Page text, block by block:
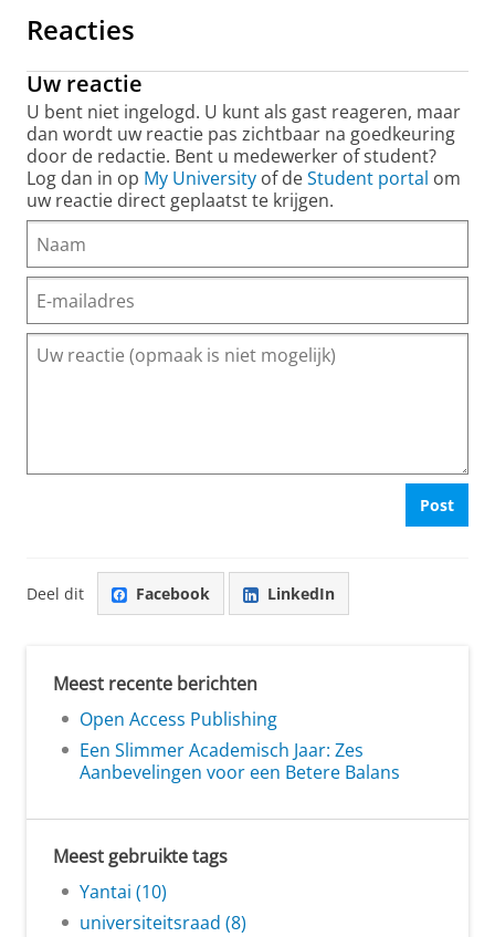
Reacties
Uw reactie
U bent niet ingelogd. U kunt als gast reageren, maar
dan wordt uw reactie pas zichtbaar na goedkeuring
door de redactie. Bent u medewerker of student?
Log dan in op My University of deStudent portal om
uw reactie direct geplaatst te krijgen.
Post
Deel dit Facebook LinkedIn
Meest recente berichten
Open Access Publishing
Een Slimmer Academisch Jaar: Zes
Aanbevelingen voor een Betere Balans
Meest gebruikte tags
Yantai (10)
universiteitsraad (8)